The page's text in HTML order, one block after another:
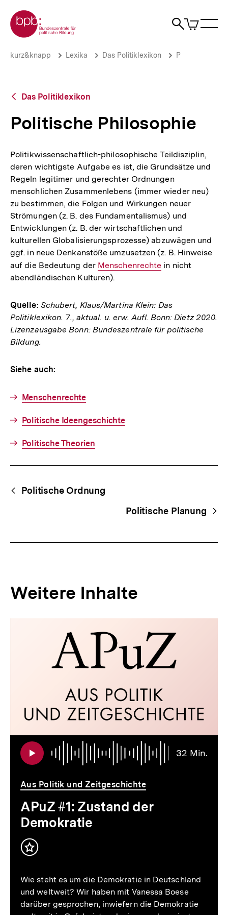
zum
Seiteninhalt
springen
Zur Startseite der bpb
Suche
Artikel
im
Politische
Brotkrümelnavigation
Pfadnavigation
kurz&knapp Lexika Das Politiklexikon P
Zurück
Übersicht
Das Politiklexikon
Politische Philosophie
Politikwissenschaftlich-philosophische Teildisziplin,
deren wichtigste Aufgabe es ist, die Grundsätze und
Regeln legitimer und gerechter Ordnungen
menschlichen Zusammenlebens (immer wieder neu)
zu bestimmen, die Folgen und Wirkungen neuer
Strömungen (z. B. des Fundamentalismus) und
Entwicklungen (z. B. der wirtschaftlichen und
kulturellen Globalisierungsprozesse) abzuwägen und
ggf. in neue Denkanstöße umzusetzen (z. B. Hinweise
auf die Bedeutung der Interner
Link:
Menschenrechte in nicht
abendländischen Kulturen).
Quelle: Schubert, Klaus/Martina Klein: Das
Politiklexikon. 7., aktual. u. erw. Aufl. Bonn: Dietz 2020.
Lizenzausgabe Bonn: Bundeszentrale für politische
Bildung.
Siehe auch:
Menschenrechte
Politische Ideengeschichte
Politische Theorien
Begriffsnavigation
Content-
Navigation
Politische Ordnung
Politische Planung
Weitere Inhalte
überspringen
32 Min.
Aus Politik und Zeitgeschichte
APuZ #1: Zustand der
Demokratie
Inhalt
Wie steht es um die Demokratie in Deutschland
und weltweit? Wir haben mit Vanessa Boese
darüber gesprochen, inwiefern die Demokratie